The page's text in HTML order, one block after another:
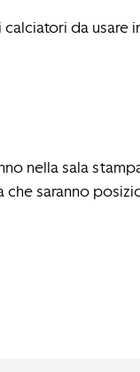
da usare
nella sala
saranno